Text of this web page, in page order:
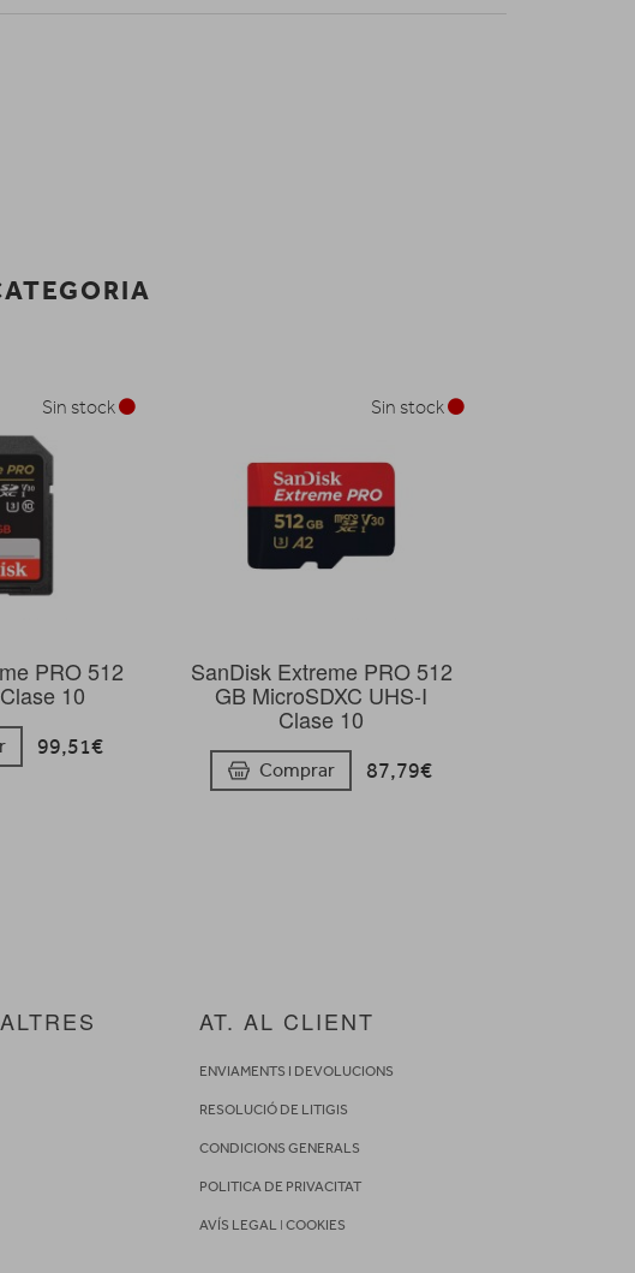
PRO 512
10
99,51€
Sin stock
SanDisk Extreme PRO 512
GB MicroSDXC UHS-I
Clase 10
Comprar 87,79€
Sin stock
AT. AL CLIENT
ENVIAMENTS I DEVOLUCIONS
RESOLUCIÓ DE LITIGIS
CONDICIONS GENERALS
POLITICA DE PRIVACITAT
AVÍS LEGAL I COOKIES